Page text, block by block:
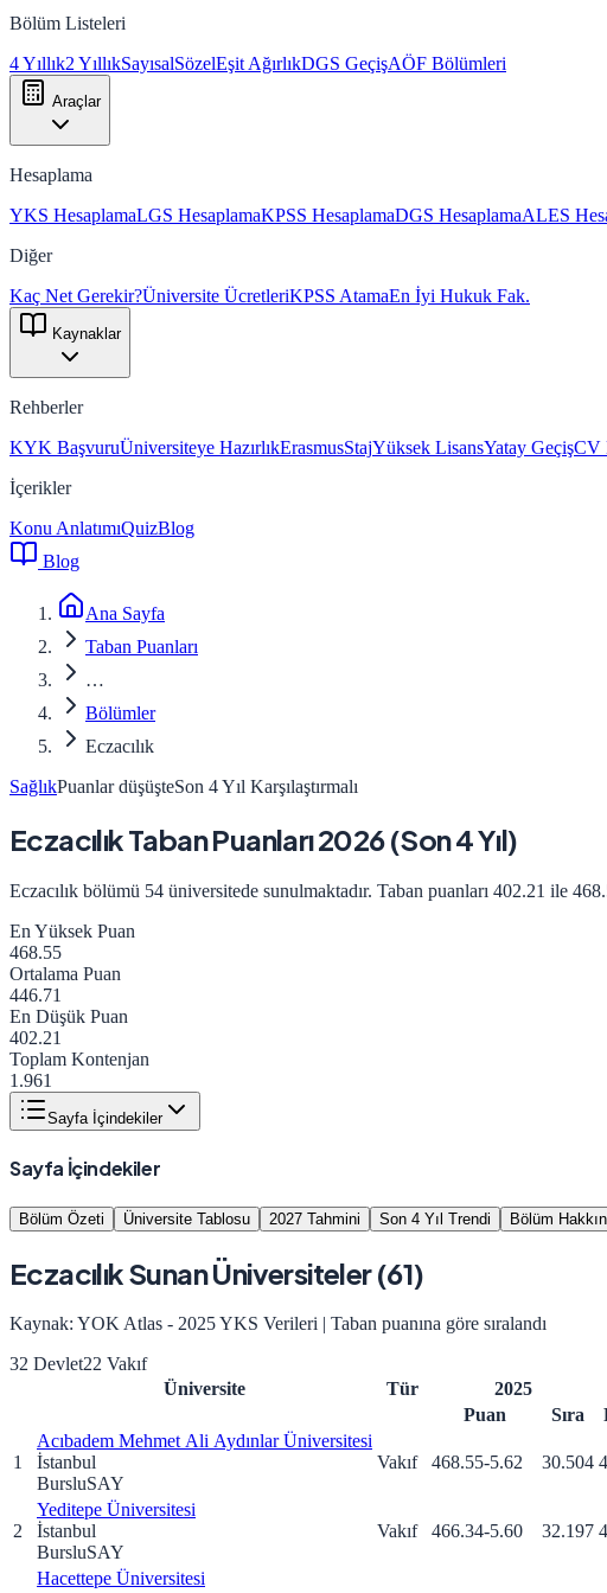
Bölüm Listeleri
4 Yıllık2 YıllıkSayısalSözelEşit AğırlıkDGS GeçişAÖF Bölümleri
Araçlar
Hesaplama
YKS HesaplamaLGS HesaplamaKPSS HesaplamaDGS HesaplamaALES
Diğer
Kaç Net Gerekir?Üniversite ÜcretleriKPSS AtamaEn İyi Hukuk Fak.
Kaynaklar
Rehberler
KYK BaşvuruÜniversiteye HazırlıkErasmusStajYüksek LisansYatay GeçişCV
İçerikler
Konu AnlatımıQuizBlog
Blog
Ana Sayfa
Taban Puanları
…
Bölümler
Eczacılık
SağlıkPuanlar düşüşteSon 4 Yıl Karşılaştırmalı
EczacılıkTaban Puanları2026(Son 4 Yıl)
Eczacılık bölümü 54 üniversitede sunulmaktadır. Taban puanları 402.21 ile
En Yüksek Puan
468.55
Ortalama Puan
446.71
En Düşük Puan
402.21
Toplam Kontenjan
1.961
Sayfa İçindekiler
Sayfa İçindekiler
Bölüm Özeti Üniversite Tablosu 2027 Tahmini Son 4 Yıl Trendi Bölüm
EczacılıkSunan Üniversiteler (61)
Kaynak: YOK Atlas - 2025 YKS Verileri | Taban puanına göre sıralandı
32 Devlet22 Vakıf
Üniversite
Tür 2025
Puan
Sıra
1
Acıbadem Mehmet Ali Aydınlar Üniversitesi
İstanbul
BursluSAY
Vakıf 468.55-5.62 30.504
2
Yeditepe Üniversitesi
İstanbul
BursluSAY
Vakıf 466.34-5.60 32.197
Hacettepe Üniversitesi